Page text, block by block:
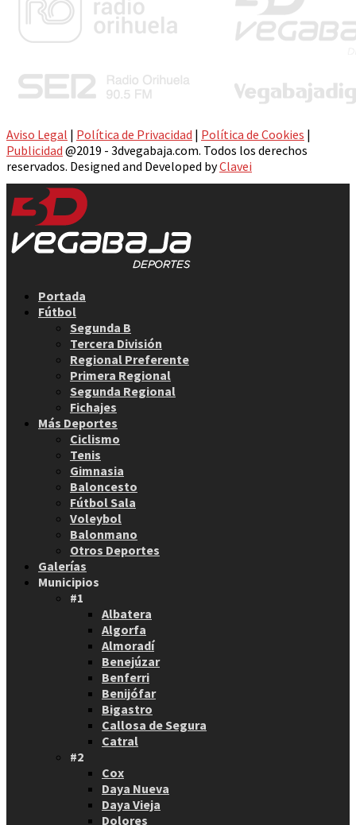
Aviso Legal | Política de Privacidad | Política de Cookies |
Publicidad @2019 - 3dvegabaja.com. Todos los derechos
reservados. Designed and Developed byClavei
Portada
Fútbol
Segunda B
Tercera División
Regional Preferente
Primera Regional
Segunda Regional
Fichajes
Más Deportes
Ciclismo
Tenis
Gimnasia
Baloncesto
Fútbol Sala
Voleybol
Balonmano
Otros Deportes
Galerías
Municipios
#1
Albatera
Algorfa
Almoradí
Benejúzar
Benferri
Benijófar
Bigastro
Callosa de Segura
Catral
#2
Cox
Daya Nueva
Daya Vieja
Dolores